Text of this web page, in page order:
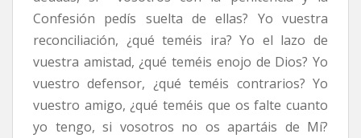
Confesión pedís suelta de ellas? Yo vuestra
reconciliación, ¿qué teméis ira? Yo el lazo de
vuestra amistad, ¿qué teméis enojo de Dios? Yo
vuestro defensor, ¿qué teméis contrarios? Yo
vuestro amigo, ¿qué teméis que os falte cuanto
yo tengo, si vosotros no os apartáis de Mí?